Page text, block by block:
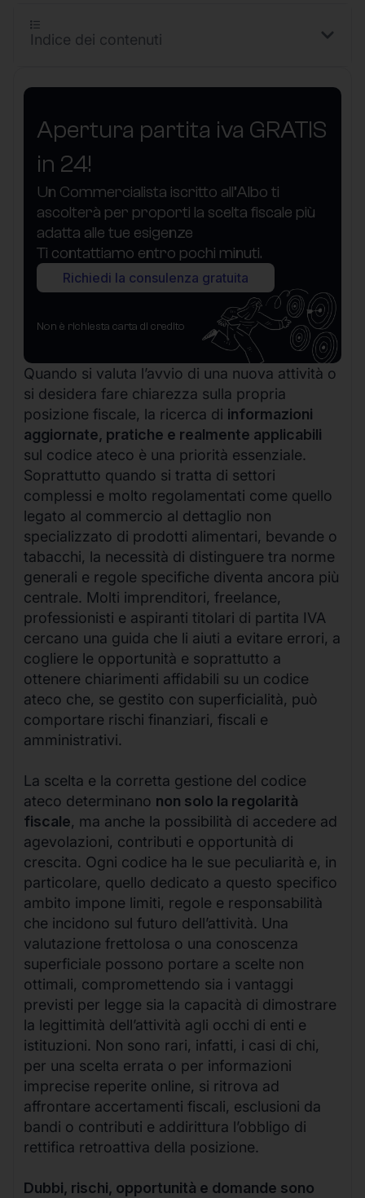
Apertura partita iva GRATIS
in 24!
Un Commercialista iscritto all’Albo ti
ascolterà per proporti la scelta fiscale più
adatta alle tue esigenze
Ti contattiamo entro pochi minuti.
Richiedi la consulenza gratuita
Non è richiesta carta di credito
Quando si valuta l’avvio di una nuova attività o
si desidera fare chiarezza sulla propria
posizione fiscale, la ricerca di informazioni
aggiornate, pratiche e realmente applicabili
sul codice ateco è una priorità essenziale.
Soprattutto quando si tratta di settori
complessi e molto regolamentati come quello
legato al commercio al dettaglio non
specializzato di prodotti alimentari, bevande o
tabacchi, la necessità di distinguere tra norme
generali e regole specifiche diventa ancora più
centrale. Molti imprenditori, freelance,
professionisti e aspiranti titolari di partita IVA
cercano una guida che li aiuti a evitare errori, a
cogliere le opportunità e soprattutto a
ottenere chiarimenti affidabili su un codice
ateco che, se gestito con superficialità, può
comportare rischi finanziari, fiscali e
amministrativi.
La scelta e la corretta gestione del codice
ateco determinano non solo la regolarità
fiscale, ma anche la possibilità di accedere ad
agevolazioni, contributi e opportunità di
crescita. Ogni codice ha le sue peculiarità e, in
particolare, quello dedicato a questo specifico
ambito impone limiti, regole e responsabilità
che incidono sul futuro dell’attività. Una
valutazione frettolosa o una conoscenza
superficiale possono portare a scelte non
ottimali, compromettendo sia i vantaggi
previsti per legge sia la capacità di dimostrare
la legittimità dell’attività agli occhi di enti e
istituzioni. Non sono rari, infatti, i casi di chi,
per una scelta errata o per informazioni
imprecise reperite online, si ritrova ad
affrontare accertamenti fiscali, esclusioni da
bandi o contributi e addirittura l’obbligo di
rettifica retroattiva della posizione.
Dubbi, rischi, opportunità e domande sono
Indice dei contenuti